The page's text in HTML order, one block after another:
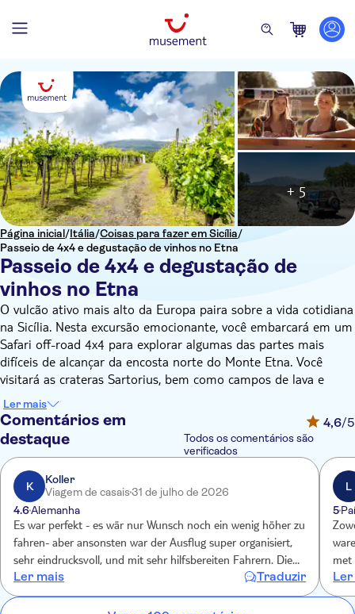
Página inicial/Itália/Coisas para fazer em Sicília/
Passeio de 4x4 e degustação de vinhos no Etna
Passeio de 4x4 e degustação de
vinhos no Etna
+ 5
O vulcão ativo mais alto da Europa paira sobre a vida cotidiana
na Sicília. Nesta excursão emocionante, você embarcará em um
Safari off-road 4x4 para explorar algumas das partes mais
difíceis de alcançar da encosta norte do Monte Etna. Você
visitará as crateras Sartorius, bem como campos de lava e
cavernas, e também entrará em uma vinícola para uma
degustação.
Você começará sua aventura com exploração on-road e off-
road em um 4x4, visitando a impressionante frente de lava de
2002, uma prova do poder do vulcão. Então, você atravessará a
floresta para chegar às crateras Sartorius de 1865.
Há tempo para uma caminhada em meio às paisagens únicas –
a uma altitude de 1.750 metros acima do nível do mar, você
terá ótimas vistas de perto dos arredores vulcânicos
assustadores. Você terminará com um pequeno salto para
visitar uma caverna de lava antes de terminar o passeio em
uma vinícola local. Aqui, experimente alguns de seus vinhos
com uma sessão de degustação junto com uma seleção de
Ler mais
Comentários em
destaque
4,6/5
Todos os comentários são
verificados
K
Koller
Viagem de casais31 de julho de 2026
4.6Alemanha
Es war perfekt - es wär nur Wunsch noch ein wenig höher zu
fahren- aber ansonsten war der Ausflug super organisiert,
sehr eindrucksvoll, und mit sehr hilfsbereiten Fahrern. Die
Reiseleiterin war spitze!!!
Ler mais Traduzir
L
5
met